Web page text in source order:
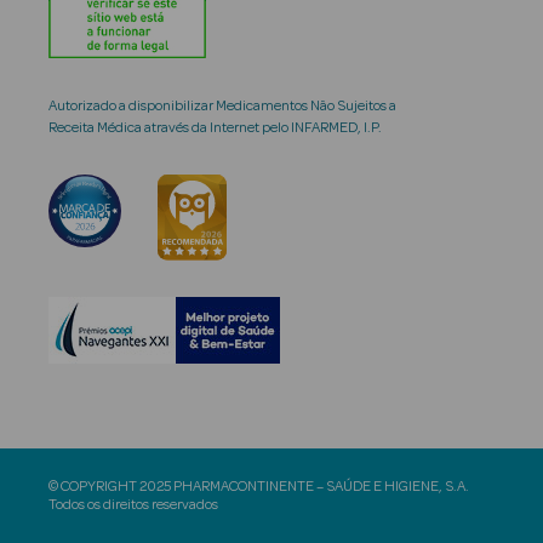
Autorizado a disponibilizar Medicamentos Não Sujeitos a
Receita Médica através da Internet pelo INFARMED, I.P.
© COPYRIGHT 2025 PHARMACONTINENTE – SAÚDE E HIGIENE, S.A.
Todos os direitos reservados